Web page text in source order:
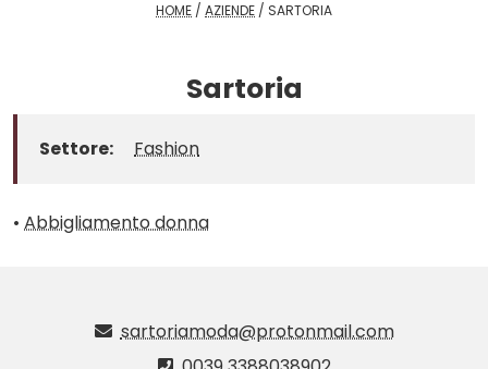
HOME / AZIENDE / SARTORIA
Sartoria
Settore: Fashion
• Abbigliamento donna
sartoriamoda@protonmail.com